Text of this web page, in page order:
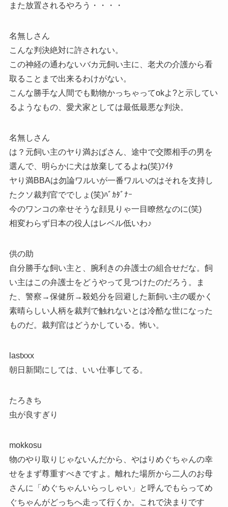
また放置されるやろう・・・・
名無しさん
こんな判決絶対に許されない。
この神経の通わないバカ元飼い主に、老犬の介護から看
取ることまで出来るわけがない。
こんな勝手な人間でも動物かっちゃってokよ?と示してい
るようなもの、愛犬家としては最低最悪な判決。
名無しさん
は？元飼い主のヤり満おばさん、途中で交際相手の男を
選んで、明らかに犬は放棄してるよね(笑)ﾌｲﾀ
ヤり満BBAは勿論ワルいが一番ワルいのはそれを支持し
たクソ裁判官ででしょ(笑)ﾊﾞｶﾀﾞﾅｰ
今のワンコの幸せそうな顔見りゃ一目瞭然なのに(笑)
相変わらず日本の役人はレベル低いわ♪
供の助
自分勝手な飼い主と、腕利きの弁護士の組合せだな。飼
い主はこの弁護士をどうやって見つけたのだろう。ま
た、警察→保健所→殺処分を回避した新飼い主の暖かく
素晴らしい人柄を裁判で触れないとは冷酷な世になった
ものだ。裁判官はどうかしている。怖い。
lastxxx
朝日新聞にしては、いい仕事してる。
たろきち
虫が良すぎり
mokkosu
物のやり取りじゃないんだから、やはりめぐちゃんの幸
せをまず尊重すべきですよ。離れた場所から二人のお母
さんに「めぐちゃんいらっしゃい」と呼んでもらってめ
ぐちゃんがどっちへ走って行くか。これで決まりです